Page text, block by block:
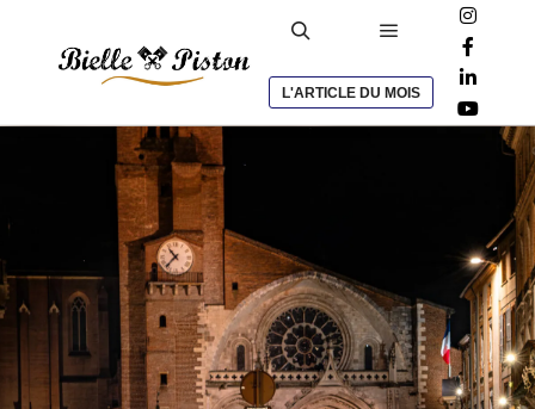
L'ARTICLE DU MOIS